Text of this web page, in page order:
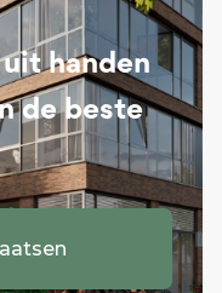
handen
de beste